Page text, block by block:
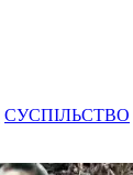
СУСПІЛЬСТВО